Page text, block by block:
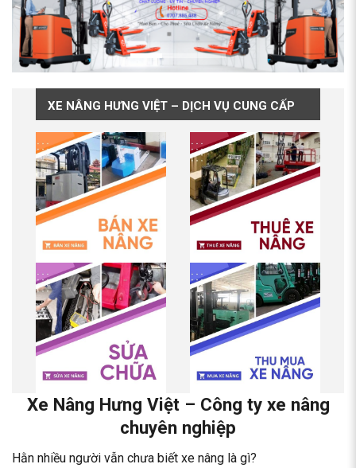
XE NÂNG HƯNG VIỆT – DỊCH VỤ CUNG CẤP
Xe Nâng Hưng Việt– Công ty xe nâng
chuyên nghiệp
Hằn nhiều người vẫn chưa biết xe nâng là gì?